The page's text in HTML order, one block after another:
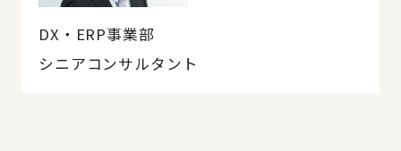
DX・ERP事業部
シニアコンサルタント